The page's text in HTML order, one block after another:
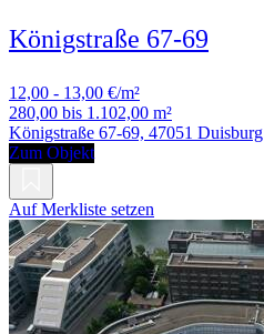
Königstraße 67-69
12,00 - 13,00 €/m²
280,00 bis 1.102,00 m²
Königstraße 67-69, 47051 Duisburg
Zum Objekt
Auf Merkliste setzen